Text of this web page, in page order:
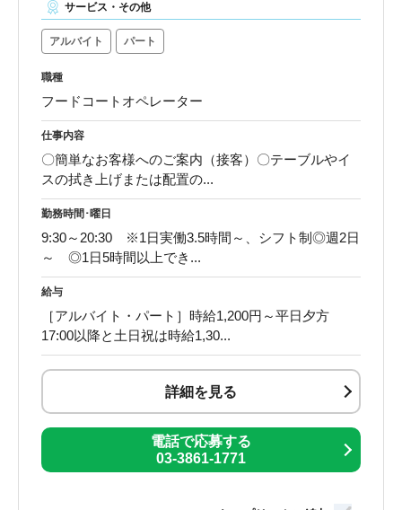
サービス・その他
アルバイト パート
職種
フードコートオペレーター
仕事内容
〇簡単なお客様へのご案内（接客）〇テーブルやイ
スの拭き上げまたは配置の...
勤務時間･曜日
9:30～20:30 ※1日実働3.5時間～、シフト制◎週2日
～ ◎1日5時間以上でき...
給与
［アルバイト・パート］時給1,200円～平日夕方
17:00以降と土日祝は時給1,30...
詳細を見る
電話で応募する
03-3861-1771